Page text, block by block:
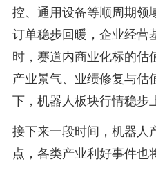
控、通用设备等顺周期领
订单稳步回暖，企业经营
时，赛道内商业化标的估
产业景气、业绩修复与估
下，机器人板块行情稳步
接下来一段时间，机器人
点，各类产业利好事件也